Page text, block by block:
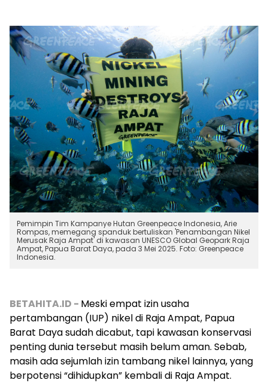
Pemimpin Tim Kampanye Hutan Greenpeace Indonesia, Arie
Rompas, memegang spanduk bertuliskan 'Penambangan Nikel
Merusak Raja Ampat' di kawasan UNESCO Global Geopark Raja
Ampat, Papua Barat Daya, pada 3 Mei 2025. Foto: Greenpeace
Indonesia.
BETAHITA.ID - Meski empat izin usaha
pertambangan (IUP) nikel di Raja Ampat, Papua
Barat Daya sudah dicabut, tapi kawasan konservasi
penting dunia tersebut masih belum aman. Sebab,
masih ada sejumlah izin tambang nikel lainnya, yang
berpotensi “dihidupkan” kembali di Raja Ampat.